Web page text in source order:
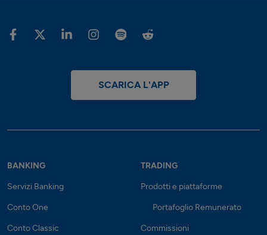
SCARICA L'APP
BANKING
Servizi Banking
Conto One
Conto Classic
TRADING
Prodotti e piattaforme
Portafoglio Remunerato
Commissioni